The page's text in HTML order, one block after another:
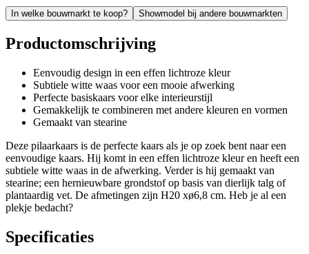
In welke bouwmarkt te koop? Showmodel bij andere bouwmarkten
Productomschrijving
Eenvoudig design in een effen lichtroze kleur
Subtiele witte waas voor een mooie afwerking
Perfecte basiskaars voor elke interieurstijl
Gemakkelijk te combineren met andere kleuren en vormen
Gemaakt van stearine
Deze pilaarkaars is de perfecte kaars als je op zoek bent naar een
eenvoudige kaars. Hij komt in een effen lichtroze kleur en heeft een
subtiele witte waas in de afwerking. Verder is hij gemaakt van
stearine; een hernieuwbare grondstof op basis van dierlijk talg of
plantaardig vet. De afmetingen zijn H20 xø6,8 cm. Heb je al een
plekje bedacht?
Specificaties